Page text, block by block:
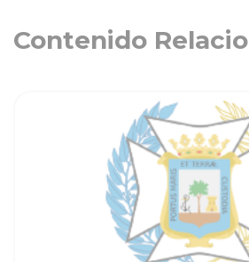
Contenido